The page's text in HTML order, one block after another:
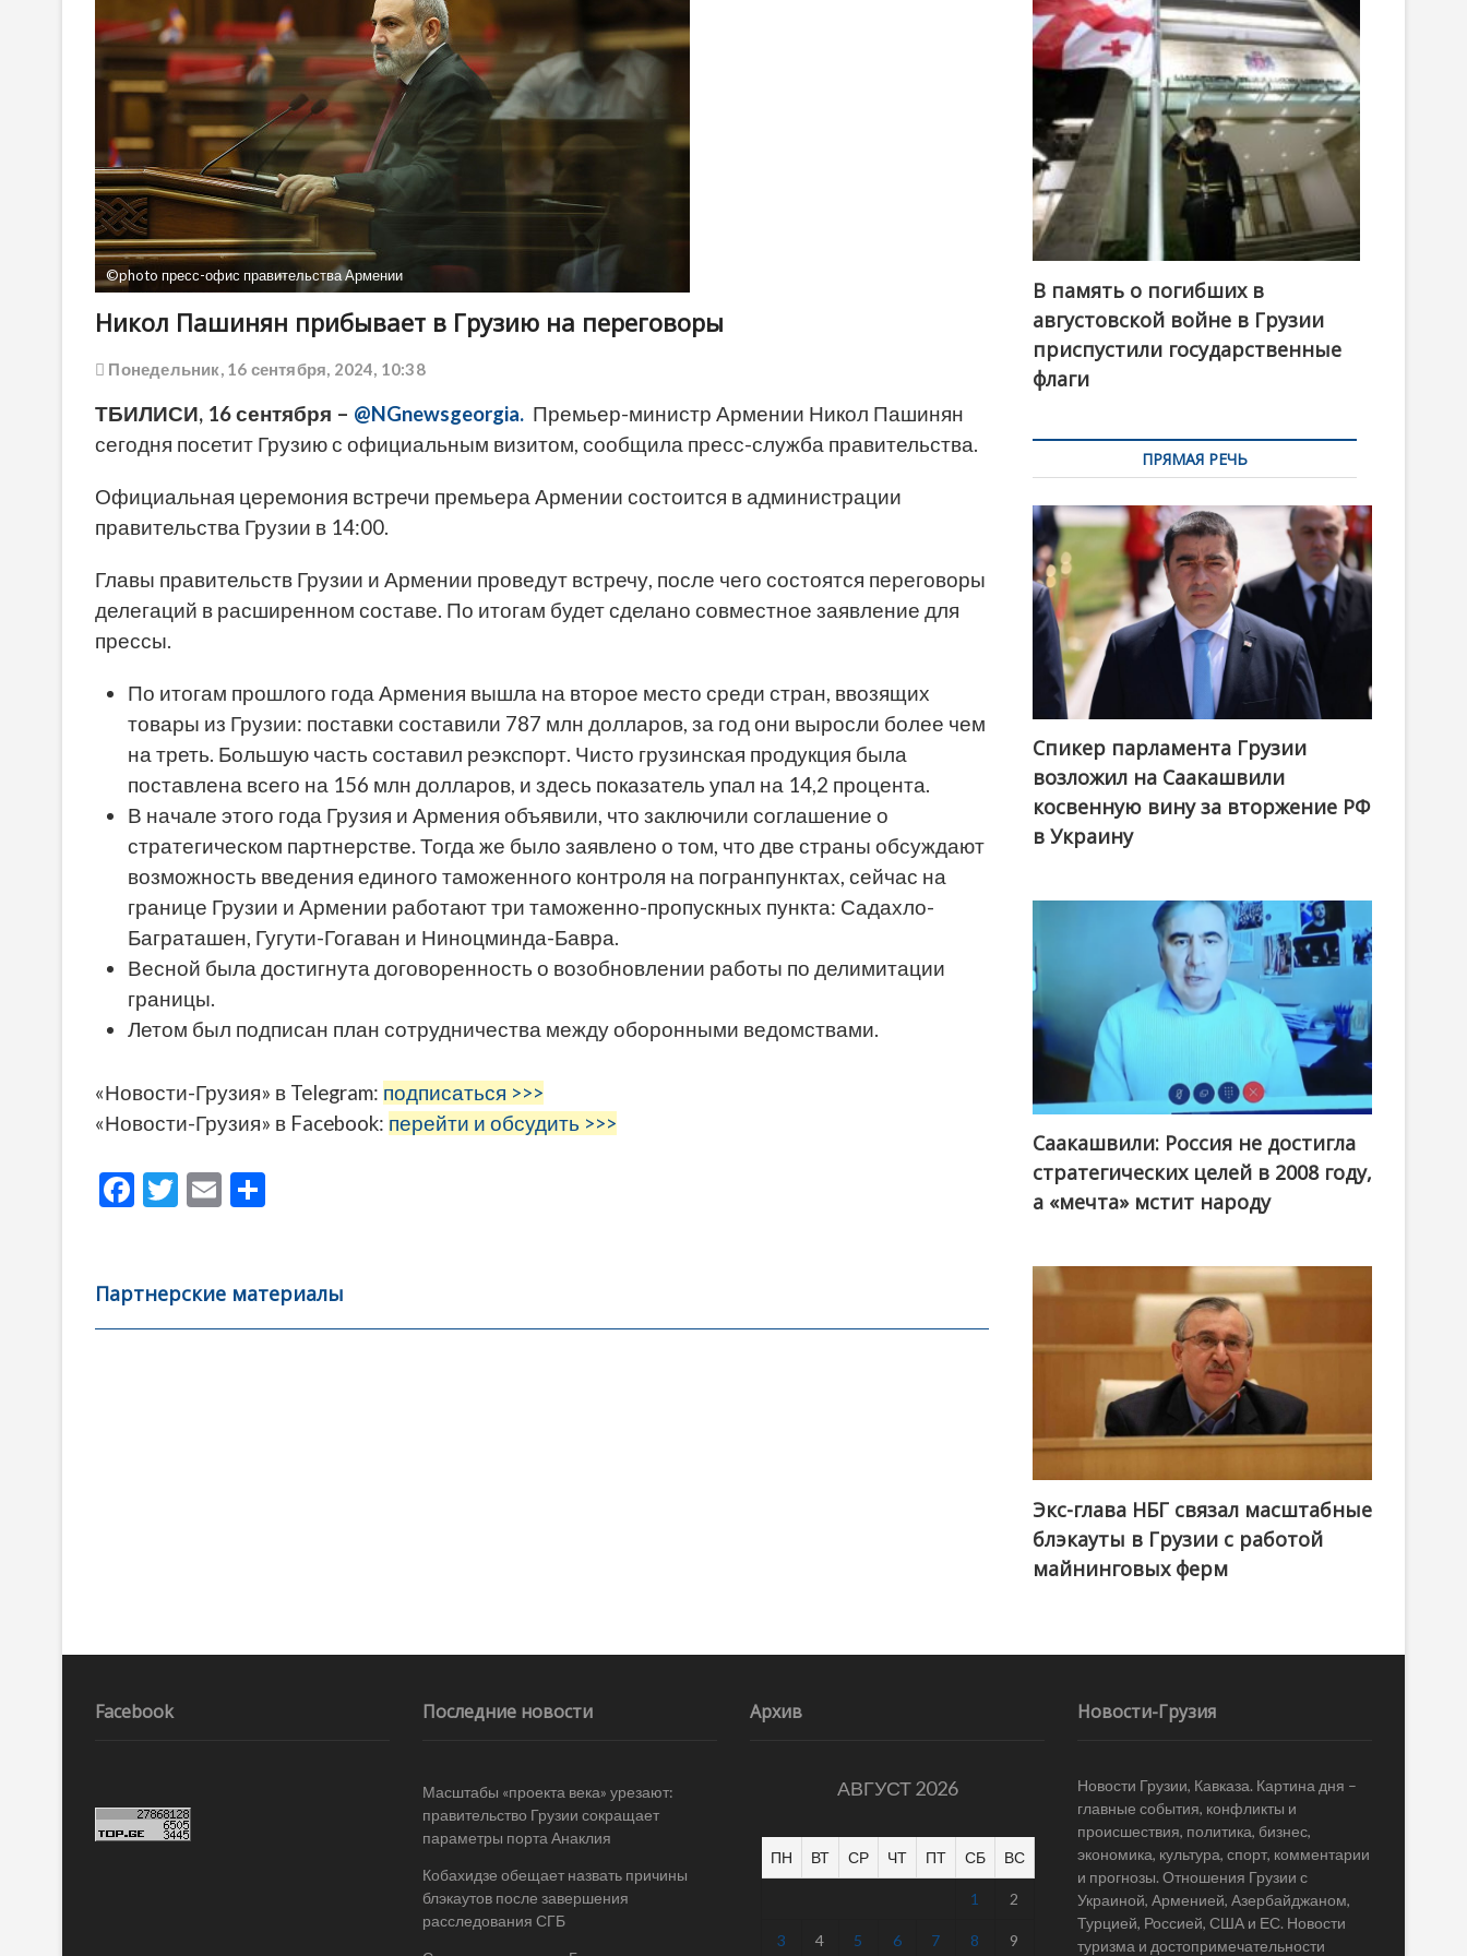
o
n
©photo пресс-офис правительства Армении
Никол Пашинян прибывает в Грузию на переговоры
Понедельник, 16 сентября, 2024, 10:38
ТБИЛИСИ, 16 сентября – @NGnewsgeorgia. Премьер-министр Армении Никол Пашинян
сегодня посетит Грузию с официальным визитом, сообщила пресс-служба правительства.
Официальная церемония встречи премьера Армении состоится в администрации
правительства Грузии в 14:00.
Главы правительств Грузии и Армении проведут встречу, после чего состоятся переговоры
делегаций в расширенном составе. По итогам будет сделано совместное заявление для
прессы.
По итогам прошлого года Армения вышла на второе место среди стран, ввозящих
товары из Грузии: поставки составили 787 млн долларов, за год они выросли более чем
на треть. Большую часть составил реэкспорт. Чисто грузинская продукция была
поставлена всего на 156 млн долларов, и здесь показатель упал на 14,2 процента.
В начале этого года Грузия и Армения объявили, что заключили соглашение о
стратегическом партнерстве. Тогда же было заявлено о том, что две страны обсуждают
возможность введения единого таможенного контроля на погранпунктах, сейчас на
границе Грузии и Армении работают три таможенно-пропускных пункта: Садахло-
Баграташен, Гугути-Гогаван и Ниноцминда-Бавра.
Весной была достигнута договоренность о возобновлении работы по делимитации
границы.
Летом был подписан план сотрудничества между оборонными ведомствами.
«Новости-Грузия» в Telegram: подписаться >>>
«Новости-Грузия» в Facebook: перейти и обсудить >>>
F
b
o
T
er
E
l
а
в
Партнерские материалы
В память о погибших в
августовской войне в Грузии
приспустили государственные
флаги
ПРЯМАЯ РЕЧЬ
Спикер парламента Грузии
возложил на Саакашвили
косвенную вину за вторжение РФ
в Украину
Саакашвили: Россия не достигла
стратегических целей в 2008 году,
а «мечта» мстит народу
Экс-глава НБГ связал масштабные
блэкауты в Грузии с работой
майнинговых ферм
Facebook Последние новости
Масштабы «проекта века» урезают:
правительство Грузии сокращает
параметры порта Анаклия
Кобахидзе обещает назвать причины
блэкаутов после завершения
расследования СГБ
Архив
АВГУСТ 2026
ПН ВТ СР ЧТ ПТ СБ ВС
1 2
3 4 5 6 7 8 9
Новости-Грузия
Новости Грузии, Кавказа. Картина дня –
главные события, конфликты и
происшествия, политика, бизнес,
экономика, культура, спорт, комментарии
и прогнозы. Отношения Грузии с
Украиной, Арменией, Азербайджаном,
Турцией, Россией, США и ЕС. Новости
туризма и достопримечательности